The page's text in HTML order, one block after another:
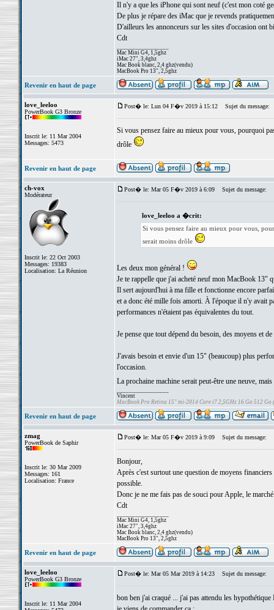
Il n'y a que les iPhone qui sont neuf (c'est mon coté
De plus je répare des iMac que je revends
D'ailleurs les annonceurs sur les sites d'occasion ont
Cdt
Mac Mini G4, 1,5ghz
iMac 27", 3,4ghz
Mac Book blanc, 2,4 ghz(vendu)
MacBook Pro 13", 2,5ghz
Revenir en haut de page
love_leeloo
PowerBook G3 Bronze
Inscrit le: 11 Mar 2004
Messages: 5473
Post� le: Lun 04 F�v 2019 à 15:12 Sujet du message:
Si vous pensez faire au mieux pour vous, pourquoi
drôle
Revenir en haut de page
ch-vox
Modérateur
Inscrit le: 22 Oct 2003
Messages: 19383
Localisation: La Réunion
Post� le: Mar 05 F�v 2019 à 6:09 Sujet du message:
love_leeloo a �crit:
Si vous pensez faire au mieux pour vous,
serait moins drôle
Les deux mon général !
Je te rappelle que j'ai acheté neuf mon MacBook 13"
Il sert aujourd'hui à ma fille et fonctionne encore
et a donc été mille fois amorti. À l'époque il n'y avait
performances n'étaient pas équivalentes du tout.
Je pense que tout dépend du besoin, des moyens et
J'avais besoin et envie d'un 15" (beaucoup) plus
l'occasion.
La prochaine machine serait peut-être une neuve,
Vincent
MacBook Pro Retina 15" mi-2014 Core i7 2,5GHz 16 Go 512 Go
Revenir en haut de page
zmag
PowerBook de Saphir
Inscrit le: 30 Mar 2009
Messages: 161
Localisation: France
Post� le: Mar 05 F�v 2019 à 9:09 Sujet du message:
Bonjour,
Après c'est surtout une question de moyens
possible.
Donc je ne me fais pas de souci pour Apple, le
Cdt
Mac Mini G4, 1,5ghz
iMac 27", 3,4ghz
Mac Book blanc, 2,4 ghz(vendu)
MacBook Pro 13", 2,5ghz
Revenir en haut de page
love_leeloo
PowerBook G3 Bronze
Inscrit le: 11 Mar 2004
Post� le: Mar 05 Mar 2019 à 14:23 Sujet du message:
bon ben j'ai craqué ... j'ai pas attendu les